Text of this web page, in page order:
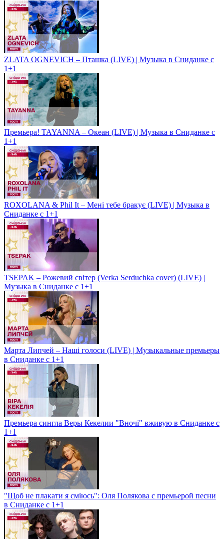
ZLATA OGNEVICH – Пташка (LIVE) | Музыка в Сниданке с
1+1
Премьера! TAYANNA – Океан (LIVE) | Музыка в Сниданке с
1+1
ROXOLANA & Phil It – Мені тебе бракує (LIVE) | Музыка в
Сниданке с 1+1
TSEPAK – Рожевий світер (Verka Serduchka cover) (LIVE) |
Музыка в Сниданке с 1+1
Марта Липчей – Наші голоси (LIVE) | Музыкальные премьеры
в Сниданке с 1+1
Премьера сингла Веры Кекелии "Вночі" вживую в Сниданке с
1+1
"Щоб не плакати я сміюсь": Оля Полякова с премьерой песни
в Сниданке с 1+1